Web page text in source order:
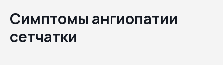
Симптомы ангиопатии
сетчатки